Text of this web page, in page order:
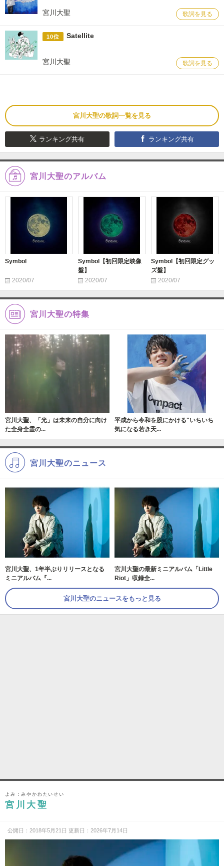
宮川大聖 歌詞を見る
10位 Satellite
宮川大聖 歌詞を見る
宮川大聖の歌詞一覧を見る
ランキング共有 ランキング共有
宮川大聖のアルバム
Symbol
2020/07
Symbol【初回限定映像
盤】
2020/07
Symbol【初回限定グッ
ズ盤】
2020/07
宮川大聖の特集
宮川大聖、「光」は未来の自分に向け
た全身全霊の...
平成から令和を股にかける"いちいち
気になる若き天...
宮川大聖のニュース
宮川大聖、1年半ぶりリリースとなる
ミニアルバム『...
宮川大聖の最新ミニアルバム「Little
Riot」収録全...
宮川大聖のニュースをもっと見る
よみ：みやかわたいせい
宮川大聖
公開日：2018年5月21日 更新日：2026年7月14日